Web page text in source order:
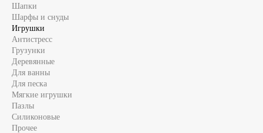
Шапки
Шарфы и снуды
Игрушки
Антистресс
Грузунки
Деревянные
Для ванны
Для песка
Мягкие игрушки
Пазлы
Силиконовые
Прочее